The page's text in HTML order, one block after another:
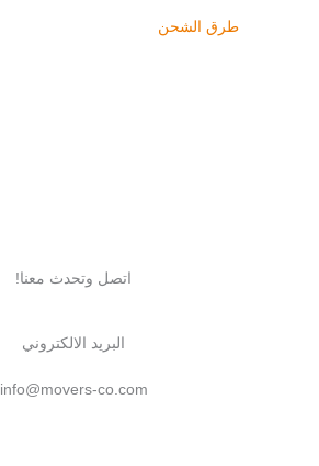
طرق الشحن
اتصل وتحدث معنا!
البريد الالكتروني
info@movers-co.com